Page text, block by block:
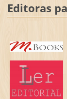
Editoras